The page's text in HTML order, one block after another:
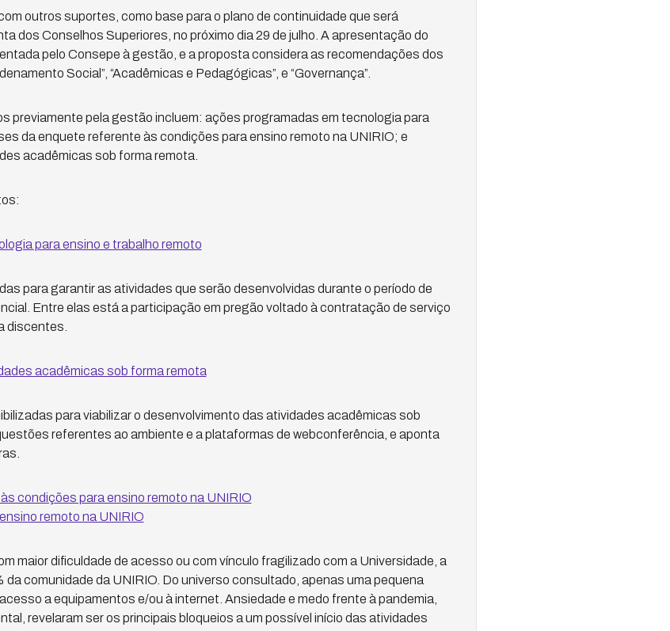
outros suportes, como base para o plano de continuidade que será
dos Conselhos Superiores, no próximo dia 29 de julho. A apresentação do
pelo Consepe à gestão, e a proposta considera as recomendações dos
Social”, “Acadêmicas e Pedagógicas”, e “Governança”.
previamente pela gestão incluem: ações programadas em tecnologia para
da enquete referente às condições para ensino remoto na UNIRIO; e
acadêmicas sob forma remota.
para ensino e trabalho remoto
para garantir as atividades que serão desenvolvidas durante o período de
Entre elas está a participação em pregão voltado à contratação de serviço
discentes.
acadêmicas sob forma remota
para viabilizar o desenvolvimento das atividades acadêmicas sob
referentes ao ambiente e a plataformas de webconferência, e aponta
condições para ensino remoto na UNIRIO
remoto na UNIRIO
maior dificuldade de acesso ou com vínculo fragilizado com a Universidade, a
comunidade da UNIRIO. Do universo consultado, apenas uma pequena
a equipamentos e/ou à internet. Ansiedade e medo frente à pandemia,
revelaram ser os principais bloqueios a um possível início das atividades